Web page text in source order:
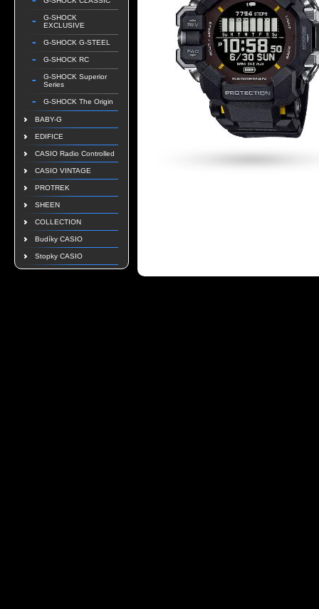
G-SHOCK
EXCLUSIVE
G-SHOCK G-STEEL
G-SHOCK RC
G-SHOCK Superior
Series
G-SHOCK The Origin
BABY-G
EDIFICE
CASIO Radio Controlled
CASIO VINTAGE
PROTREK
SHEEN
COLLECTION
Budíky CASIO
Stopky CASIO